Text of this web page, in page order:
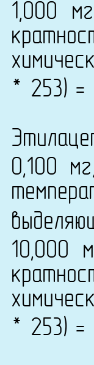
1,000
* 253)
0,100
10,000
* 253)